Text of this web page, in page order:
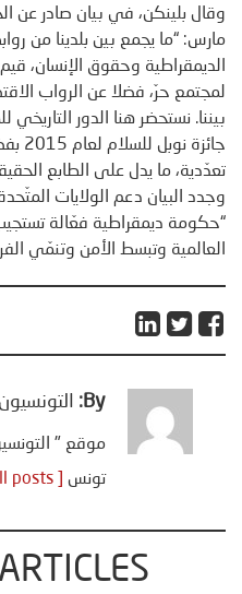
مارس: “ما يجمع بين بلدينا من
الديمقراطية وحقوق الإنسان،
لمجتمع حرّ، فضلا عن الرواب
بيننا. نستحضر هنا الدور
تعدّدية، ما يدل على الطابع
وجدد البيان دعم الولايات
“حكومة ديمقراطية فعّالة
العالمية وتبسط الأمن وتنمّي
By: التونسيون
موقع "
تونس